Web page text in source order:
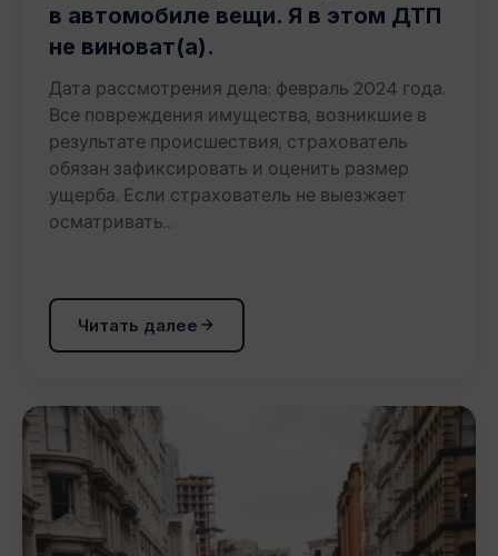
в автомобиле вещи. Я в этом ДТП
не виноват(а).
Дата рассмотрения дела: февраль 2024 года.
Все повреждения имущества, возникшие в
результате происшествия, страхователь
обязан зафиксировать и оценить размер
ущерба. Если страхователь не выезжает
осматривать…
Читать далее